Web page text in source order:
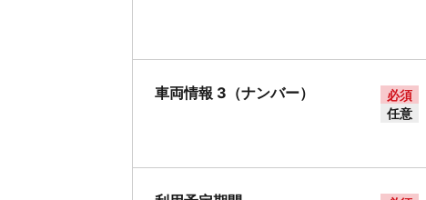
車両情報 3（ナンバー）
必須
任意